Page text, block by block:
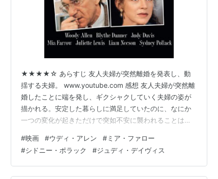
★★★★☆ あらすじ 友人夫婦が突然離婚を発表し、動
揺する夫婦。 www.youtube.com 感想 友人夫婦が突然離
婚したことに端を発し、ギクシャクしていく夫婦の姿が
描かれる。安定した暮らしに満足していたのに、なにか
一つの変化が起きただけで突如不安に襲われることはあ
とに気付き、当たり前だと思っていたものすべてを疑心
暗鬼の目で見るようになってしまうからだろう。 主人公
の妻が友人夫婦の離婚にオーバー過ぎるリアクションを
#映画 #ウディ・アレン #ミア・ファロー
#シドニー・ポラック #ジュディ・デイヴィス